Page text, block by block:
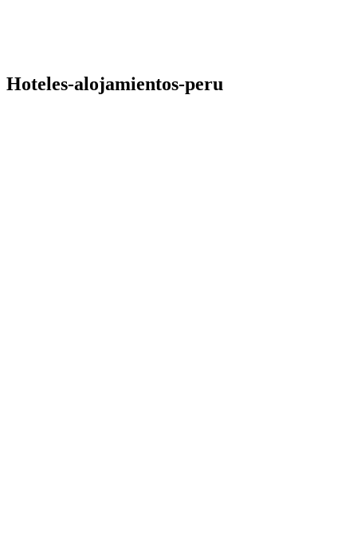
Hoteles-alojamientos-peru